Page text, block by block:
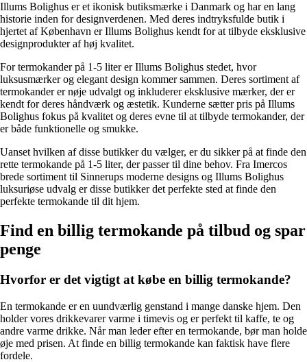
Illums Bolighus er et ikonisk butiksmærke i Danmark og har en lang
historie inden for designverdenen. Med deres indtryksfulde butik i
hjertet af København er Illums Bolighus kendt for at tilbyde eksklusive
designprodukter af høj kvalitet.
For termokander på 1-5 liter er Illums Bolighus stedet, hvor
luksusmærker og elegant design kommer sammen. Deres sortiment af
termokander er nøje udvalgt og inkluderer eksklusive mærker, der er
kendt for deres håndværk og æstetik. Kunderne sætter pris på Illums
Bolighus fokus på kvalitet og deres evne til at tilbyde termokander, der
er både funktionelle og smukke.
Uanset hvilken af ​​disse butikker du vælger, er du sikker på at finde den
rette termokande på 1-5 liter, der passer til dine behov. Fra Imercos
brede sortiment til Sinnerups moderne designs og Illums Bolighus
luksuriøse udvalg er disse butikker det perfekte sted at finde den
perfekte termokande til dit hjem.
Find en billig termokande på tilbud og spar
penge
Hvorfor er det vigtigt at købe en billig termokande?
En termokande er en uundværlig genstand i mange danske hjem. Den
holder vores drikkevarer varme i timevis og er perfekt til kaffe, te og
andre varme drikke. Når man leder efter en termokande, bør man holde
øje med prisen. At finde en billig termokande kan faktisk have flere
fordele.